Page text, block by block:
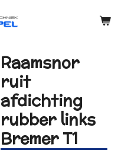
Raamsnor
ruit
afdichting
rubber links
Bremer T1